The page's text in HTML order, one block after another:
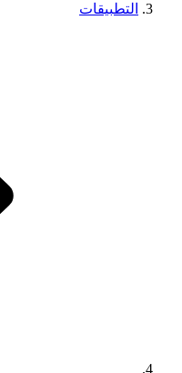
التطبيقات